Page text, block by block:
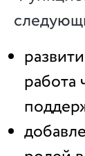
работа